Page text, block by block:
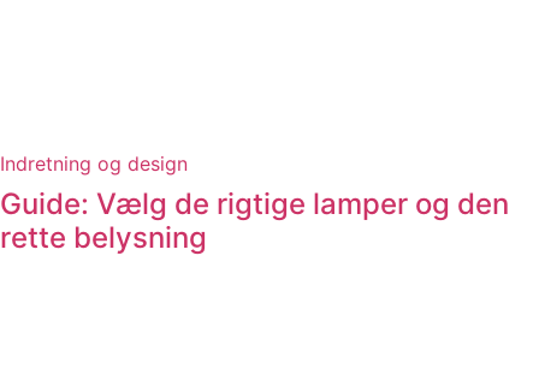
Indretning og design
Guide: Vælg de rigtige lamper og den
rette belysning